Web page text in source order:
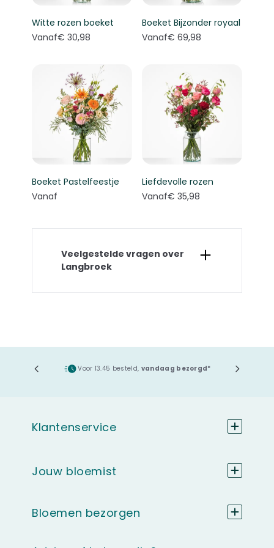
Witte rozen boeket
Vanaf€ 30,98
Boeket Bijzonder royaal
Vanaf€ 69,98
Boeket Pastelfeestje
Vanaf
Liefdevolle rozen
Vanaf€ 35,98
Veelgestelde vragen over
Langbroek
Voor 13.45 besteld, vandaag bezorgd*
Klantenservice
Jouw bloemist
Bloemen bezorgen